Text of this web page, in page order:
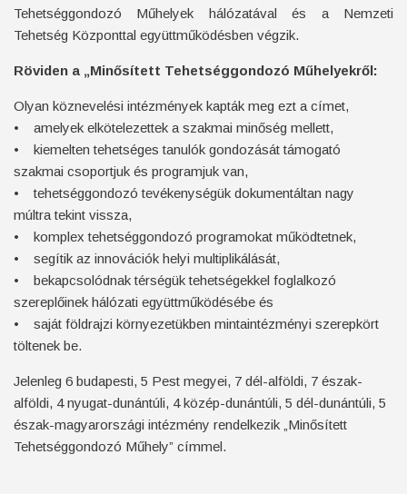
Tehetséggondozó Műhelyek hálózatával és a Nemzeti
Tehetség Központtal együttműködésben végzik.
Röviden a „Minősített Tehetséggondozó Műhelyekről:
Olyan köznevelési intézmények kapták meg ezt a címet,
• amelyek elkötelezettek a szakmai minőség mellett,
• kiemelten tehetséges tanulók gondozását támogató
szakmai csoportjuk és programjuk van,
• tehetséggondozó tevékenységük dokumentáltan nagy
múltra tekint vissza,
• komplex tehetséggondozó programokat működtetnek,
• segítik az innovációk helyi multiplikálását,
• bekapcsolódnak térségük tehetségekkel foglalkozó
szereplőinek hálózati együttműködésébe és
• saját földrajzi környezetükben mintaintézményi szerepkört
töltenek be.
Jelenleg 6 budapesti, 5 Pest megyei, 7 dél-alföldi, 7 észak-
alföldi, 4 nyugat-dunántúli, 4 közép-dunántúli, 5 dél-dunántúli, 5
észak-magyarországi intézmény rendelkezik „Minősített
Tehetséggondozó Műhely” címmel.